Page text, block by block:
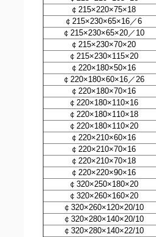
￠215×220×75×18
￠215×230×65×16／6
￠215×230×65×20／10
￠215×230×70×20
￠215×230×115×20
￠220×180×50×16
￠220×180×60×16／26
￠220×180×70×16
￠220×180×110×16
￠220×180×110×18
￠220×180×110×20
￠220×210×60×16
￠220×210×70×16
￠220×210×70×18
￠220×220×90×16
￠320×250×180×20
￠320×260×160×20
￠320×260×120×20/10
￠320×280×140×20/10
￠320×280×140×22/10